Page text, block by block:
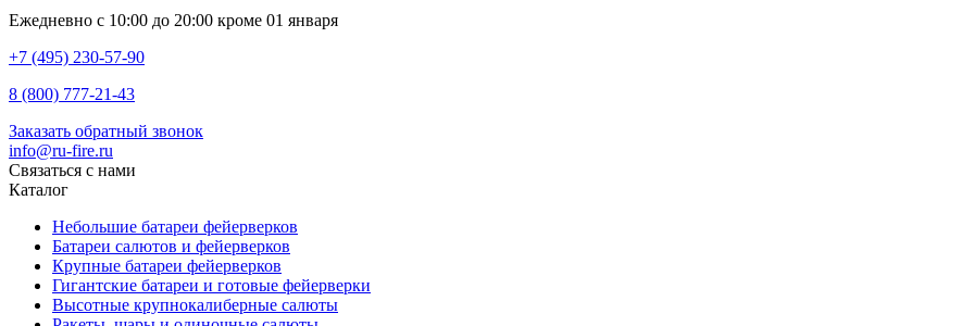
Ежедневно с 10:00 до 20:00 кроме 01 января
+7 (495) 230-57-90
8 (800) 777-21-43
Заказать обратный звонок
info@ru-fire.ru
Связаться с нами
Каталог
Небольшие батареи фейерверков
Батареи салютов и фейерверков
Крупные батареи фейерверков
Гигантские батареи и готовые фейерверки
Высотные крупнокалиберные салюты